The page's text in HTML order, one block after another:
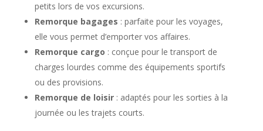
petits lors de vos excursions.
Remorque bagages : parfaite pour les voyages,
elle vous permet d’emporter vos affaires.
Remorque cargo : conçue pour le transport de
charges lourdes comme des équipements sportifs
ou des provisions.
Remorque de loisir: adaptés pour les sorties à la
journée ou les trajets courts.